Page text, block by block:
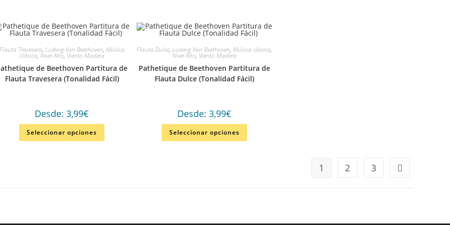
Travesera, Ludwig Van Beethoven, Música
clásica, Nivel Alto, Viento Madera
de Beethoven Partitura de
Flauta Travesera (Tonalidad Fácil)
Desde:3,99€
Seleccionar opciones
Flauta Dulce,Ludwig Van Beethoven,Música clásica,
Nivel Alto, Viento Madera
Pathetique de Beethoven Partitura de
Flauta Dulce (Tonalidad Fácil)
Desde:3,99€
Seleccionar opciones
1 2 3